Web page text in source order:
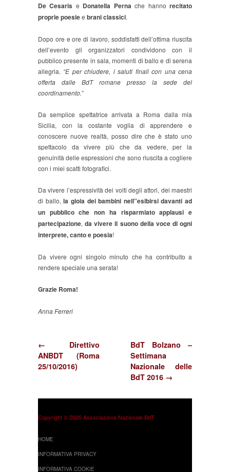
De Cesaris e Donatella Perna che hannorecitato
proprie poesiee brani classici.
Dopo ore e ore di lavoro, soddisfatti dell’ottima riuscita
dell’evento gli organizzatori condividono con il
pubblico presente in sala, momenti di ballo e di serena
allegria. “E per chiudere, i saluti finali con una cena
offerta dalle BdT romane presso la sede del
coordinamento.”
Da semplice spettatrice arrivata a Roma dalla mia
Sicilia, con la costante voglia di apprendere e
conoscere nuove realtà, posso dire che è stato uno
spettacolo da vivere più che da vedere, per la
genuinità delle espressioni che sono riuscita a cogliere
con i miei scatti fotografici.
Da vivere l’espressività dei volti degli attori, dei maestri
di ballo,la gioia dei bambini nell”esibirsi davanti ad
un pubblico che non ha risparmiato applausi e
partecipazione,da vivere il suono della voce di ogni
interprete, canto e poesia!
Da vivere ogni singolo minuto che ha contribuito a
rendere speciale una serata!
Grazie Roma!
Anna Ferreri
← Direttivo
ANBDT (Roma
25/10/2016)
BdT Bolzano –
Settimana
Nazionale delle
BdT 2016 →
Copyright © 2026 Associazione Nazionale BdT
HOME
INFORMATIVA PRIVACY
INFORMATIVA COOKIE